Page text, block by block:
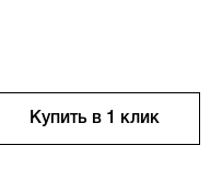
Купить в 1 клик